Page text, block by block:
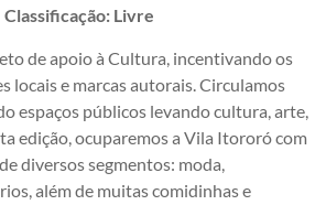
Classificação: Livre
de apoio à Cultura, incentivando os
locais e marcas autorais. Circulamos
espaços públicos levando cultura, arte,
edição, ocuparemos a Vila Itororó com
diversos segmentos: moda,
além de muitas comidinhas e